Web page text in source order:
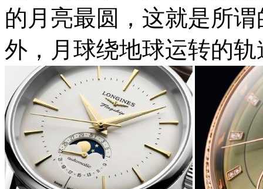
的月亮最圆，这就是所谓
外，月球绕地球运转的轨